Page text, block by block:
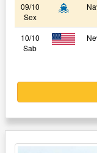
09/10
Sex
10/10
Sab